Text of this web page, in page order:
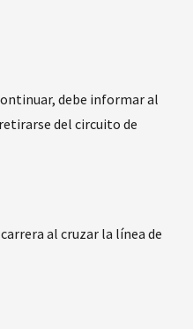
debe informar al
del circuito de
al cruzar la línea de